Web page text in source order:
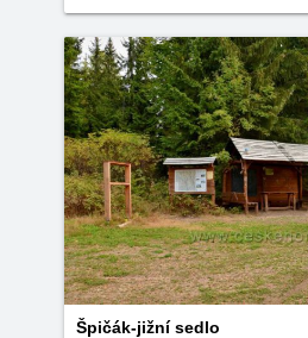
Špičák-jižní sedlo